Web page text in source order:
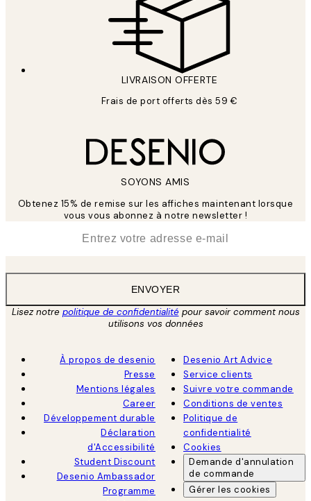
LIVRAISON OFFERTE
Frais de port offerts dès 59 €
SOYONS AMIS
Obtenez 15% de remise sur les affiches maintenant lorsque
vous vous abonnez à notre newsletter !
ENVOYER
Lisez notre politique de confidentialitépour savoir comment nous
utilisons vos données
À propos de desenio
Presse
Mentions légales
Career
Développement durable
Déclaration
d'Accessibilité
Student Discount
Desenio Ambassador
Programme
Desenio Art Advice
Service clients
Suivre votre commande
Conditions de ventes
Politique de
confidentialité
Cookies
Demande d'annulation
de commande
Gérer les cookies